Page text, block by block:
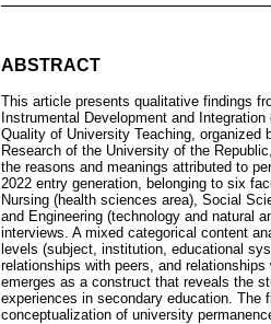
ABSTRACT
This article presents qualitative findings
Instrumental Development and
Quality of University Teaching, organized
Research of the University of the
the reasons and meanings attributed to
2022 entry generation, belonging to six
Nursing (health sciences area), Social
and Engineering (technology and natural
interviews. A mixed categorical content
levels (subject, institution, educational
relationships with peers, and
emerges as a construct that reveals the
experiences in secondary education. The
conceptualization of university